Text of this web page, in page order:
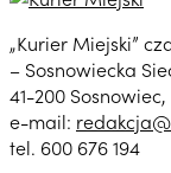
„Kurier Miejski”
– Sosnowiecka
41-200 Sosnowiec,
e-mail:
tel. 600 676 194